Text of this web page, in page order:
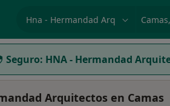
Seguro: HNA - Hermandad
Arquitectos en Camas